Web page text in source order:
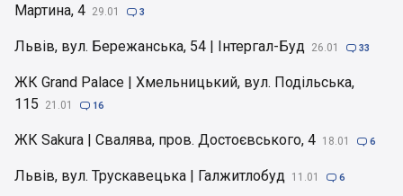
Мартина, 4 29.01  3
Львів, вул. Бережанська, 54 | Інтергал-Буд 26.01  33
ЖК Grand Palace | Хмельницький, вул. Подільська,
115
21.01  16
ЖК Sakura | Свалява, пров. Достоєвського, 4 18.01  6
Львів, вул. Трускавецька | Галжитлобуд 11.01  6